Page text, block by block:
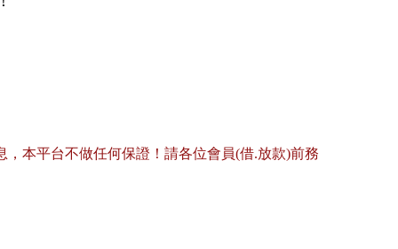
本平台不做任何保證！請各位會員(借.放款)前務